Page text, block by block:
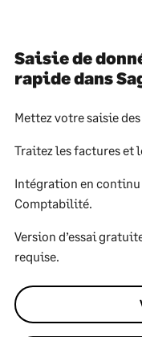
Saisie de
rapide dans
Mettez votre saisie
Traitez les factures et
Intégration en continu
Comptabilité.
Version d’essai
requise.